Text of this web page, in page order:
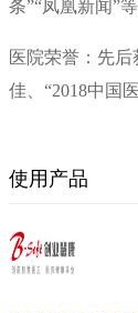
条”“凤凰新闻”
医院荣誉：先
佳、“2018中国
使用产品